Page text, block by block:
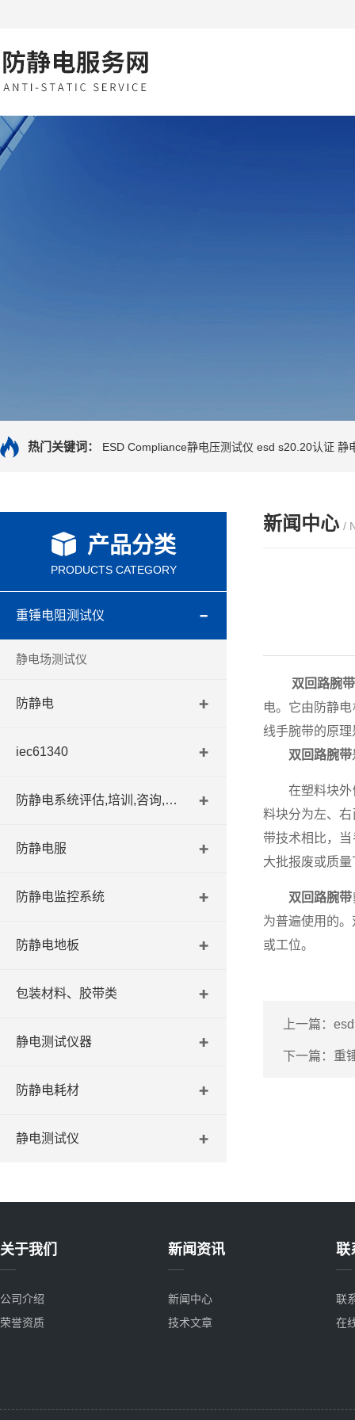
热门关键词： ESD Compliance静电压测试仪 esd s20.20认证 静
产品分类
PRODUCTS CATEGORY
重锤电阻测试仪
静电场测试仪
防静电
iec61340
防静电系统评估,培训,咨询,认证
防静电服
防静电监控系统
防静电地板
包装材料、胶带类
静电测试仪器
防静电耗材
静电测试仪
新闻中心 /
双回路腕带
电。它由防静
线手腕带的原
双回路腕带
在塑料块外侧
料块分为左、
带技术相比，
大批报废或质
双回路腕带
为普遍使用的
或工位。
上一篇：
下一篇： 重
关于我们
公司介绍
荣誉资质
新闻资讯
新闻中心
技术文章
联
联
在